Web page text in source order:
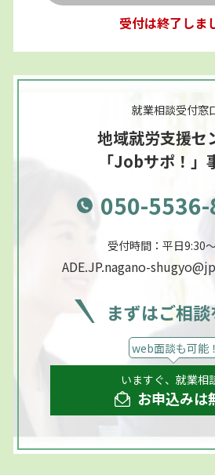
受付は終了しま
就業相談受付窓
地域就労支援セ
「Jobサポ！」
050-
受付時間：平日9:30
ADE.JP.nagano-
まずはご相談
web面談も可能！
いますぐ、就業相
お申込みは